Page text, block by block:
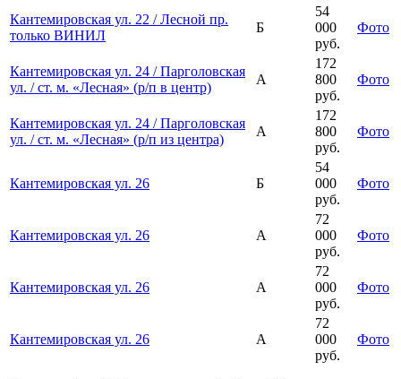
Кантемировская ул. 22 / Лесной пр.
только ВИНИЛ
Б
54
000
руб.
Фото
Кантемировская ул. 24 / Парголовская
ул. / ст. м. «Лесная» (р/п в центр)
А
172
800
руб.
Фото
Кантемировская ул. 24 / Парголовская
ул. / ст. м. «Лесная» (р/п из центра)
А
172
800
руб.
Фото
Кантемировская ул. 26 Б
54
000
руб.
Фото
Кантемировская ул. 26 А
72
000
руб.
Фото
Кантемировская ул. 26 А
72
000
руб.
Фото
Кантемировская ул. 26 А
72
000
руб.
Фото